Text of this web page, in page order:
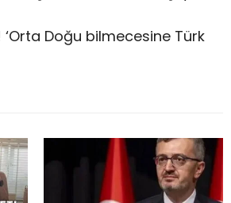
Doğu bilmecesine Türk